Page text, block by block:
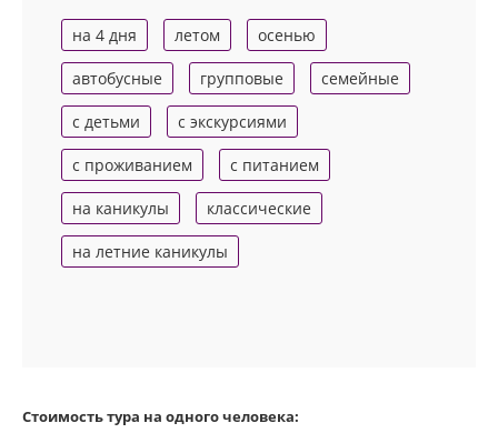
на 4 дня летом осенью
автобусные групповые семейные
с детьми с экскурсиями
с проживанием с питанием
на каникулы классические
на летние каникулы
Стоимость тура на одного человека: